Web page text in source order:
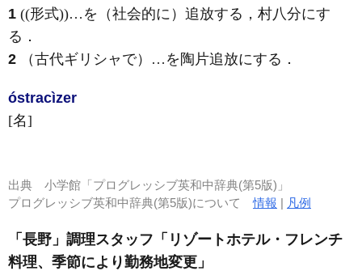
1 ((形式))…を（社会的に）追放する，村八分にす
る ．
2 （古代ギリシャで）…を陶片追放にする ．
óstracìzer
[名]
出典 小学館「プログレッシブ英和中辞典(第5版)」
プログレッシブ英和中辞典(第5版)について情報 | 凡例
「長野」調理スタッフ「リゾートホテル・フレンチ
料理、季節により勤務地変更」